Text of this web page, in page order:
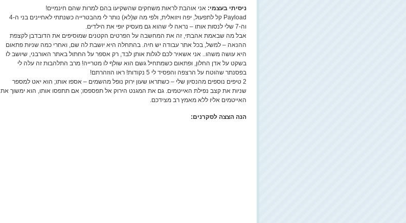
ניסיתי בעצמי: אני אוהבת לראות משחקים שהשקיעו בהם למרות שהם חינמיים!
Payload קל לתפעול, יפה ויזואלית, ולפי מה ש(לא) נותר לי מהבטרייה כשנתתי לאחיינים בני ה-4
וה-7 שלי לנסות אותו – נראה לי שהוא גם מעסיק יופי את הילדים.
אבל מה שבאמת אהבתי, זה את המחשבה על הפרטים הקטנים שמוסיפים את הדובדבן לקצפת
ההנאה – למשל, בכל אתר עבודה יש חיה. בהתחלה היא יושבת לה שם, ואחרי כמה שניות פתאום
היא עושה משהו.. אני אשאיר לכם לגלות אותן לבד, רק אספר על החתול באתר האורבני, שיושב לו
בשקט על אדן החלון, ופתאום כשמתחיל גשם הוא שולף לו מטרייה! מרב התלהבות זה עלה לי
בפסנתר שהוטח על הרצפה והפסיד לי 5 נקודות! ראו הוזהרתם!
2 טיפים נוספים מהנסיון שלי – כשתראו שעון ירוק נופל מהשמים – אספו אותו; הוא יאט למספר
שניות את קצב נפילת האייטמים. גם את המגנט הירוק אל תפספסו; אם תתפסו אותו, הוא ימשוך את
האייטמים אליו ללא מאמץ רב מצידכם.
הנה הצצה לסקרנים: